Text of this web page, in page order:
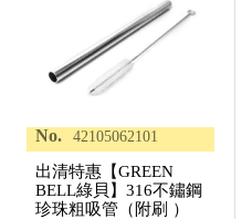
No. 42105062101
出清特惠【GREEN
BELL綠貝】316不鏽鋼
珍珠粗吸管（附刷 ）